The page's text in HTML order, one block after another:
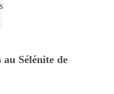
Sélénite de